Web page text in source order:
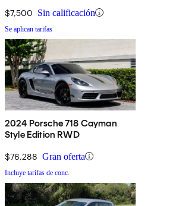
$7,500 Sin calificación
Se aplican tarifas
2024 Porsche 718 Cayman
Style Edition RWD
$76,288 Gran oferta
Incluye tarifas de conc.